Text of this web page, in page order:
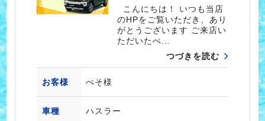
こんにちは！ いつも当店
のHPをご覧いただき、あり
がとうございます ご来店い
ただいたぺ…
つづきを読む
お客様 ぺそ様
車種 ハスラー